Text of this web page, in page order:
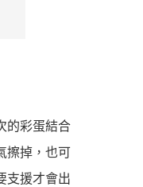
的彩蛋結合
擦掉，也可
支援才會出